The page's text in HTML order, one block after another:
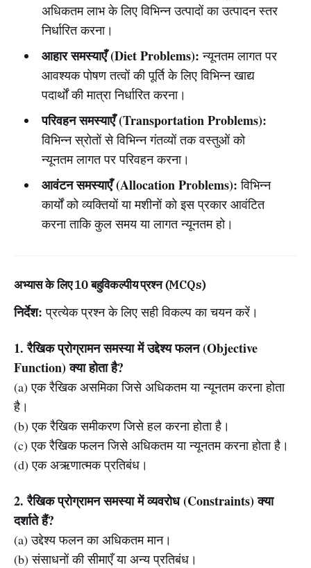
अधिकतम लाभ के लिए विभिन्न उत्पादों का उत्पादन स्तर
निर्धारित करना।
आहार समस्याएँ (Diet Problems): न्यूनतम लागत पर
आवश्यक पोषण तत्वों की पूर्ति के लिए विभिन्न खाद्य
पदार्थों की मात्रा निर्धारित करना।
परिवहन समस्याएँ (Transportation Problems):
विभिन्न स्रोतों से विभिन्न गंतव्यों तक वस्तुओं को
न्यूनतम लागत पर परिवहन करना।
आवंटन समस्याएँ (Allocation Problems): विभिन्न
कार्यों को व्यक्तियों या मशीनों को इस प्रकार आवंटित
करना ताकि कुल समय या लागत न्यूनतम हो।
अभ्यास के लिए 10 बहुविकल्पीय प्रश्न (MCQs)
निर्देश: प्रत्येक प्रश्न के लिए सही विकल्प का चयन करें।
1. रैखिक प्रोग्रामन समस्या में उद्देश्य फलन (Objective
Function) क्या होता है?
(a) एक रैखिक असमिका जिसे अधिकतम या न्यूनतम करना होता
है।
(b) एक रैखिक समीकरण जिसे हल करना होता है।
(c) एक रैखिक फलन जिसे अधिकतम या न्यूनतम करना होता है।
(d) एक अऋणात्मक प्रतिबंध।
2. रैखिक प्रोग्रामन समस्या में व्यवरोध (Constraints) क्या
दर्शाते हैं?
(a) उद्देश्य फलन का अधिकतम मान।
(b) संसाधनों की सीमाएँ या अन्य प्रतिबंध।